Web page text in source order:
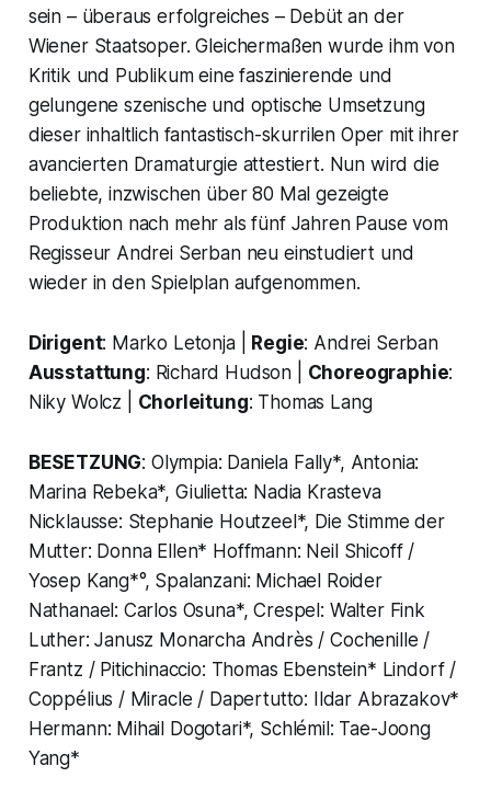
sein – überaus erfolgreiches – Debüt an der
Wiener Staatsoper. Gleichermaßen wurde ihm von
Kritik und Publikum eine faszinierende und
gelungene szenische und optische Umsetzung
dieser inhaltlich fantastisch-skurrilen Oper mit ihrer
avancierten Dramaturgie attestiert. Nun wird die
beliebte, inzwischen über 80 Mal gezeigte
Produktion nach mehr als fünf Jahren Pause vom
Regisseur Andrei Serban neu einstudiert und
wieder in den Spielplan aufgenommen.
Dirigent: Marko Letonja | Regie: Andrei Serban
Ausstattung: Richard Hudson | Choreographie:
Niky Wolcz | Chorleitung: Thomas Lang
BESETZUNG: Olympia: Daniela Fally*, Antonia:
Marina Rebeka*, Giulietta: Nadia Krasteva
Nicklausse: Stephanie Houtzeel*, Die Stimme der
Mutter: Donna Ellen* Hoffmann: Neil Shicoff /
Yosep Kang*°, Spalanzani: Michael Roider
Nathanael: Carlos Osuna*, Crespel: Walter Fink
Luther: Janusz Monarcha Andrès / Cochenille /
Frantz / Pitichinaccio: Thomas Ebenstein* Lindorf /
Coppélius / Miracle / Dapertutto: Ildar Abrazakov*
Hermann: Mihail Dogotari*, Schlémil: Tae-Joong
Yang*